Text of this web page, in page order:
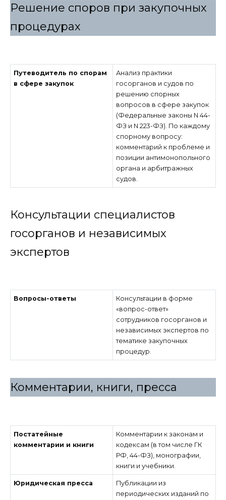
Решение споров при закупочных
процедурах
Путеводитель по спорам
в сфере закупок
Анализ практики
госорганов и судов по
решению спорных
вопросов в сфере закупок
(Федеральные законы N 44-
ФЗ и N 223-ФЗ). По каждому
спорному вопросу:
комментарий к проблеме и
позиции антимонопольного
органа и арбитражных
судов.
Консультации специалистов
госорганов и независимых
экспертов
Вопросы-ответы
Консультации в форме
«вопрос-ответ»
сотрудников госорганов и
независимых экспертов по
тематике закупочных
процедур.
Комментарии, книги, пресса
Постатейные
комментарии и книги
Комментарии к законам и
кодексам (в том числе ГК
РФ, 44-ФЗ), монографии,
книги и учебники.
Юридическая пресса
Публикации из
периодических изданий по